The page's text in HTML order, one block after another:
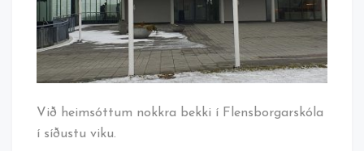
Við heimsóttum nokkra bekki í Flensborgarskóla
í síðustu viku.